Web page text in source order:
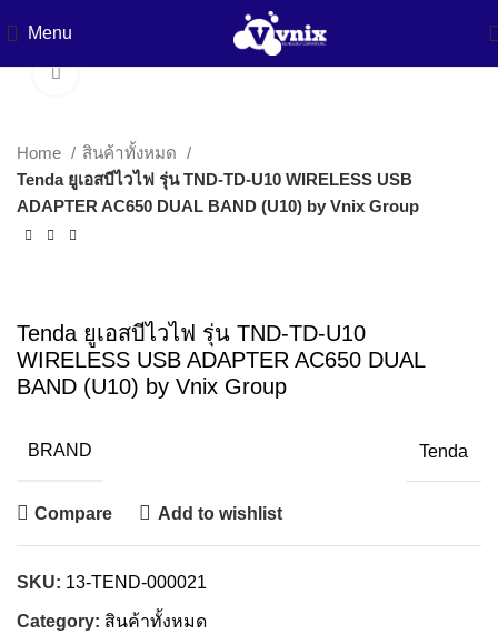
Menu
Click to enlarge
Home
สินค้าทั้งหมด
Tenda ยูเอสบีไวไฟ รุ่น TND-TD-U10 WIRELESS USB
ADAPTER AC650 DUAL BAND (U10) by Vnix Group
Tenda ยูเอสบีไวไฟ รุ่น TND-TD-U10
WIRELESS USB ADAPTER AC650 DUAL
BAND (U10) by Vnix Group
BRAND Tenda
Compare Add to wishlist
SKU: 13-TEND-000021
Category: สินค้าทั้งหมด